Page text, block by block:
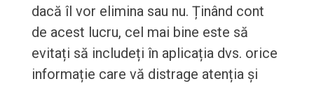
dacă îl vor elimina sau nu. Ținând cont
de acest lucru, cel mai bine este să
evitați să includeți în aplicația dvs. orice
informație care vă distrage atenția și